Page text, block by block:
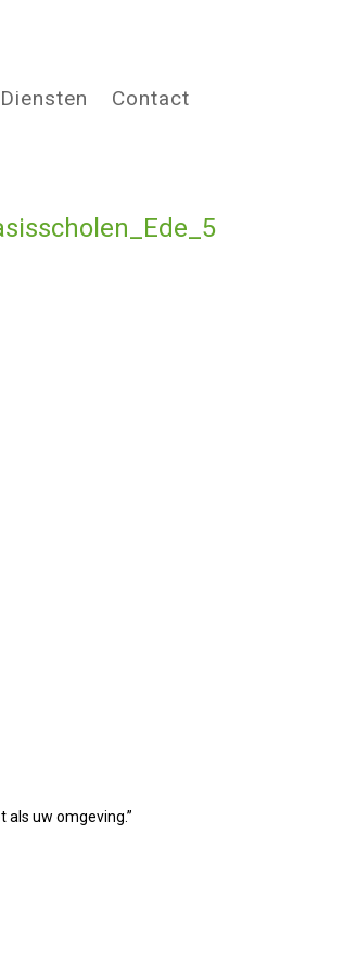
Diensten Contact
als uw omgeving.”